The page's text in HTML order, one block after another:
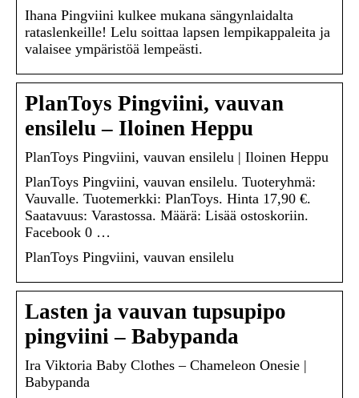
Ihana Pingviini kulkee mukana sängynlaidalta
rataslenkeille! Lelu soittaa lapsen lempikappaleita ja
valaisee ympäristöä lempeästi.
PlanToys Pingviini, vauvan
ensilelu – Iloinen Heppu
PlanToys Pingviini, vauvan ensilelu | Iloinen Heppu
PlanToys Pingviini, vauvan ensilelu. Tuoteryhmä:
Vauvalle. Tuotemerkki: PlanToys. Hinta 17,90 €.
Saatavuus: Varastossa. Määrä: Lisää ostoskoriin.
Facebook 0 …
PlanToys Pingviini, vauvan ensilelu
Lasten ja vauvan tupsupipo
pingviini – Babypanda
Ira Viktoria Baby Clothes – Chameleon Onesie |
Babypanda